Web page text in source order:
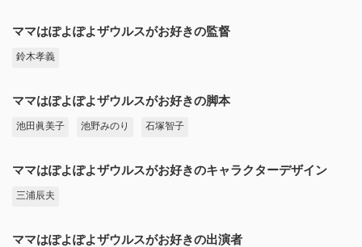
ママはぽよぽよザウルスがお好きの監督
鈴木孝義
ママはぽよぽよザウルスがお好きの脚本
池田眞美子 池野みのり 石塚智子
ママはぽよぽよザウルスがお好きのキャラクターデザイン
三浦辰夫
ママはぽよぽよザウルスがお好きの出演者